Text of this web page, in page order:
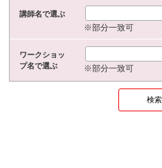
講師名で選ぶ
※部分一致可
ワークショッ
プ名で選ぶ
※部分一致可